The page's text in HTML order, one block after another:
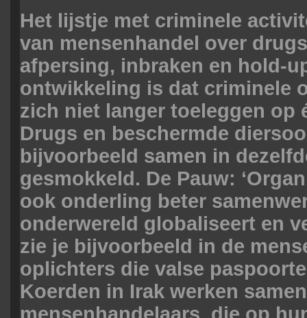
Het lijstje met criminele
van mensenhandel over
afpersing, inbraken en hold-
ontwikkeling is dat criminele
zich niet langer toeleggen op
Drugs en beschermde
bijvoorbeeld samen in
gesmokkeld. De Pauw:
ook onderling beter
onderwereld globaliseert en
zie je bijvoorbeeld in de
oplichters die valse
Koerden in Irak werken